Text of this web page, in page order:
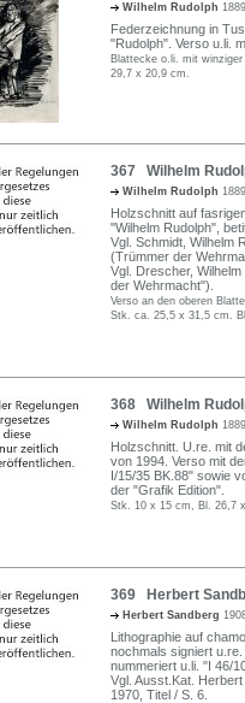
Wilhelm Rudolph
Federzeichnung in
"Rudolph". Verso u.li.
Blattecke o.li. mit winziger
29,7 x 20,9 cm.
367 Wilhelm
Wilhelm Rudolph
Holzschnitt auf
"Wilhelm Rudolph",
Vgl. Schmidt, Wilhelm
(Trümmer der
Vgl. Drescher,
der Wehrmacht").
Verso an den oberen
Stk. ca. 25,5 x 31,5 cm.
368 Wilhelm
Wilhelm Rudolph
Holzschnitt. U.re. mit
von 1994. Verso mit
I/15/35 BK.88" sowie
der "Grafik Edition".
Stk. 10 x 15 cm, Bl. 26,7
369 Herbert
Herbert Sandberg
Lithographie auf
nochmals signiert
nummeriert u.li. "I 46/
Vgl. Ausst.Kat.
1970, Titel / S. 6.